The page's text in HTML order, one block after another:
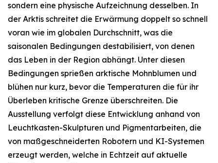
sondern eine physische Aufzeichnung desselben. In
der Arktis schreitet die Erwärmung doppelt so schnell
voran wie im globalen Durchschnitt, was die
saisonalen Bedingungen destabilisiert, von denen
das Leben in der Region abhängt. Unter diesen
Bedingungen sprießen arktische Mohnblumen und
blühen nur kurz, bevor die Temperaturen die für ihr
Überleben kritische Grenze überschreiten. Die
Ausstellung verfolgt diese Entwicklung anhand von
Leuchtkasten-Skulpturen und Pigmentarbeiten, die
von maßgeschneiderten Robotern und KI-Systemen
erzeugt werden, welche in Echtzeit auf aktuelle